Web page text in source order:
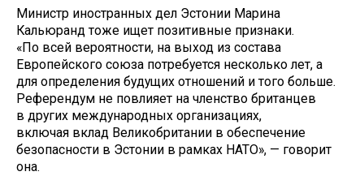
Министр иностранных дел Эстонии Марина
Кальюранд тоже ищет позитивные признаки.
«По всей вероятности, на выход из состава
Европейского союза потребуется несколько лет, а
для определения будущих отношений и того больше.
Референдум не повлияет на членство британцев
в других международных организациях,
включая вклад Великобритании в обеспечение
безопасности в Эстонии в рамках НАТО», — говорит
она.